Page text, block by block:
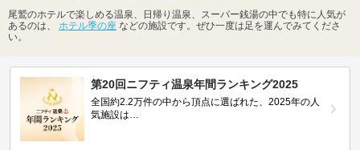
尾鷲のホテルで楽しめる温泉、日帰り温泉、スーパー銭湯の中でも特に人気が
あるのは、 ホテル季の座 などの施設です。ぜひ一度は足を運んでみてくださ
い。
第20回ニフティ温泉年間ランキング2025
全国約2.2万件の中から頂点に選ばれた、2025年の人
気施設は…